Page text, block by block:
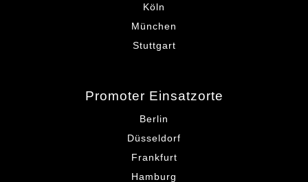
Köln
München
Stuttgart
Promoter Einsatzorte
Berlin
Düsseldorf
Frankfurt
Hamburg